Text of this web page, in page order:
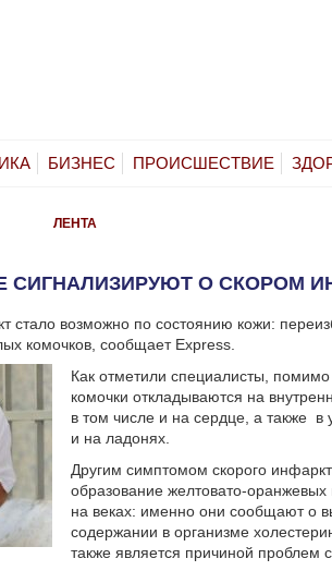
БИЗНЕС ПРОИСШЕСТВИЕ
ЛЕНТА
О СКОРОМ
возможно по состоянию кожи:
комочков, сообщает Express.
Как отметили специалисты, помимо
комочки откладываются на
в том числе и на сердце, а также в
и на ладонях.
Другим симптомом скорого
образование желтовато-оранжевых
на веках: именно они сообщают о
содержании в организме
также является причиной проблем